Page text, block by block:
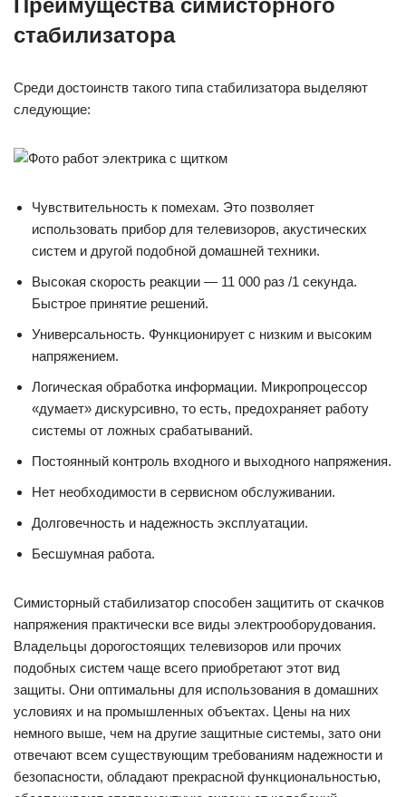
Преимущества симисторного
стабилизатора
Среди достоинств такого типа стабилизатора выделяют
следующие:
Чувствительность к помехам. Это позволяет
использовать прибор для телевизоров, акустических
систем и другой подобной домашней техники.
Высокая скорость реакции — 11 000 раз /1 секунда.
Быстрое принятие решений.
Универсальность. Функционирует с низким и высоким
напряжением.
Логическая обработка информации. Микропроцессор
«думает» дискурсивно, то есть, предохраняет работу
системы от ложных срабатываний.
Постоянный контроль входного и выходного напряжения.
Нет необходимости в сервисном обслуживании.
Долговечность и надежность эксплуатации.
Бесшумная работа.
Симисторный стабилизатор способен защитить от скачков
напряжения практически все виды электрооборудования.
Владельцы дорогостоящих телевизоров или прочих
подобных систем чаще всего приобретают этот вид
защиты. Они оптимальны для использования в домашних
условиях и на промышленных объектах. Цены на них
немного выше, чем на другие защитные системы, зато они
отвечают всем существующим требованиям надежности и
безопасности, обладают прекрасной функциональностью,